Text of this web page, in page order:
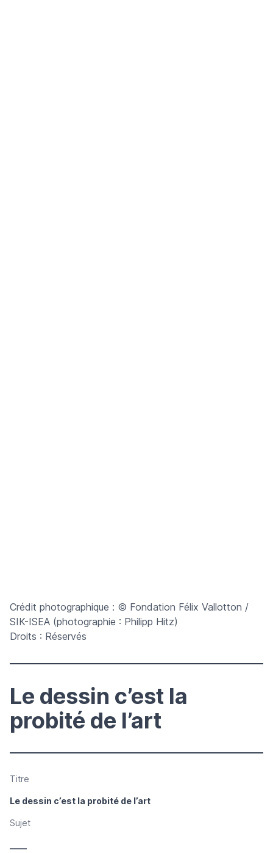
Crédit photographique : © Fondation Félix Vallotton /
SIK-ISEA (photographie : Philipp Hitz)
Droits : Réservés
Le dessin c’est la
probité de l’art
Titre
Le dessin c’est la probité de l’art
Sujet